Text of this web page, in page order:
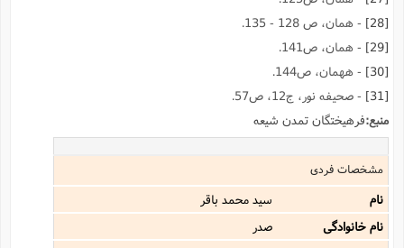
- همان، ص 128 - 135.
- همان، ص141.
- ههمان، ص144.
- صحیفه نور، ج12، ص57.
منبع:فرهیختگان تمدن شیعه
مشخصات فردی
نام
سید محمد باقر
نام خانوادگی
صدر